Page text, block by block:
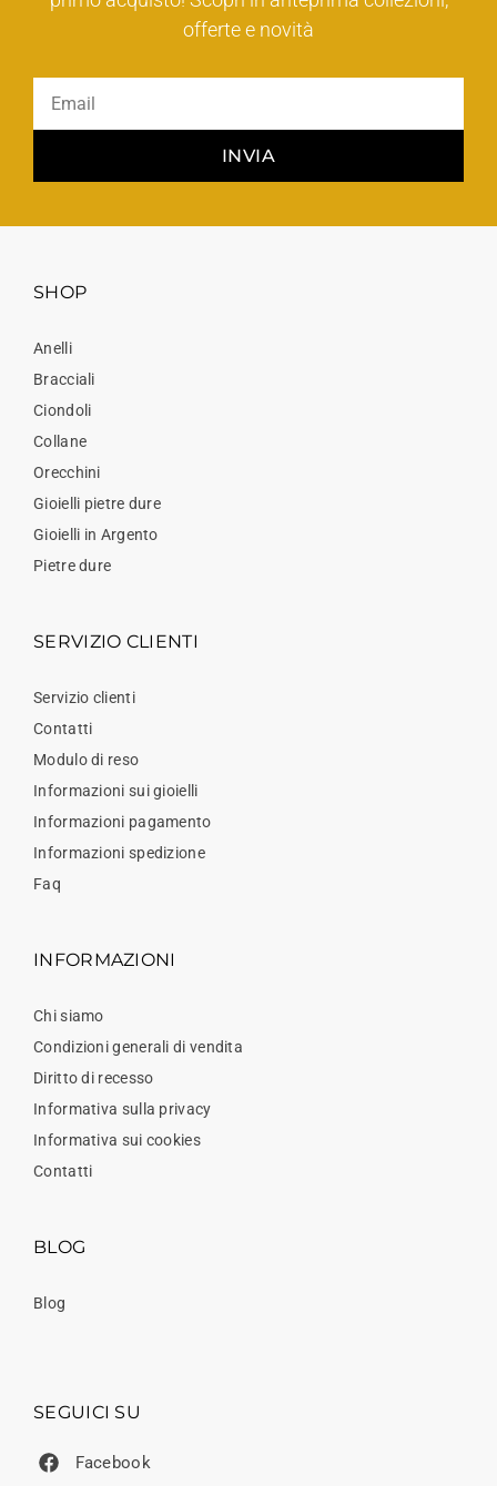
offerte e novità
INVIA
SHOP
Anelli
Bracciali
Ciondoli
Collane
Orecchini
Gioielli pietre dure
Gioielli in Argento
Pietre dure
SERVIZIO CLIENTI
Servizio clienti
Contatti
Modulo di reso
Informazioni sui gioielli
Informazioni pagamento
Informazioni spedizione
Faq
INFORMAZIONI
Chi siamo
Condizioni generali di vendita
Diritto di recesso
Informativa sulla privacy
Informativa sui cookies
Contatti
BLOG
Blog
SEGUICI SU
Facebook